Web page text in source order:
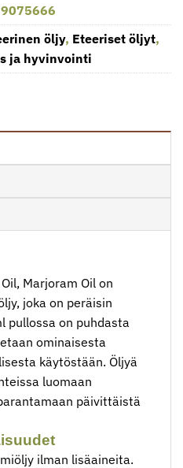
öljy, Eteeriset öljyt,
ja hyvinvointi
Marjoram Oil on
joka on peräisin
pullossa on puhdasta
ominaisesta
käytöstään. Öljyä
luomaan
päivittäistä
ilman lisäaineita.